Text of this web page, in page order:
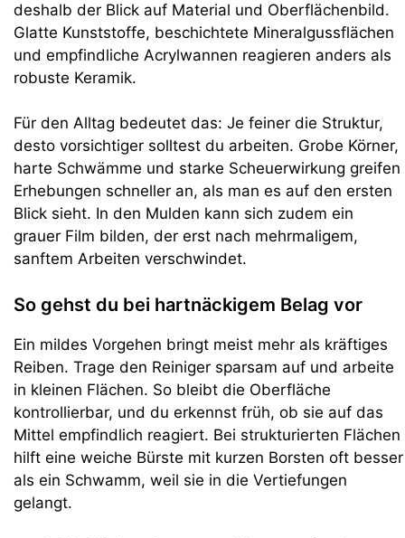
deshalb der Blick auf Material und Oberflächenbild.
Glatte Kunststoffe, beschichtete Mineralgussflächen
und empfindliche Acrylwannen reagieren anders als
robuste Keramik.
Für den Alltag bedeutet das: Je feiner die Struktur,
desto vorsichtiger solltest du arbeiten. Grobe Körner,
harte Schwämme und starke Scheuerwirkung greifen
Erhebungen schneller an, als man es auf den ersten
Blick sieht. In den Mulden kann sich zudem ein
grauer Film bilden, der erst nach mehrmaligem,
sanftem Arbeiten verschwindet.
So gehst du bei hartnäckigem Belag vor
Ein mildes Vorgehen bringt meist mehr als kräftiges
Reiben. Trage den Reiniger sparsam auf und arbeite
in kleinen Flächen. So bleibt die Oberfläche
kontrollierbar, und du erkennst früh, ob sie auf das
Mittel empfindlich reagiert. Bei strukturierten Flächen
hilft eine weiche Bürste mit kurzen Borsten oft besser
als ein Schwamm, weil sie in die Vertiefungen
gelangt.